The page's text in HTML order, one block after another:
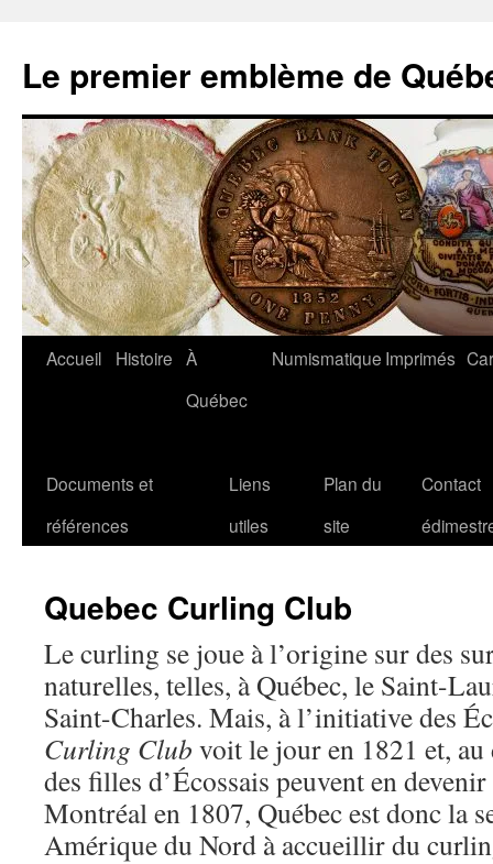
contenu
Le premier emblème de
Accueil Histoire À
Québec
Numismatique Imprimés
Documents et
références
Liens
utiles
Plan du
site
Contact
Quebec Curling Club
Le curling se joue à l’origine sur des
naturelles, telles, à Québec, le Saint-
Saint-Charles. Mais, à l’initiative des
Curling Club voit le jour en 1821 et, au
des filles d’Écossais peuvent en
Montréal en 1807, Québec est donc la
Amérique du Nord à accueillir du